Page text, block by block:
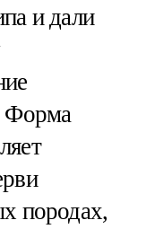
и дали
Форма
породах,